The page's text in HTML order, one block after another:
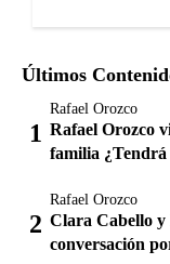
Últimos
Rafael Orozco
Rafael Orozco
familia ¿Tendrá
Rafael Orozco
Clara Cabello y
conversación